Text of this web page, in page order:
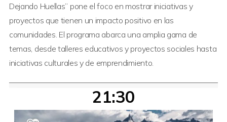
Dejando Huellas” pone el foco en mostrar iniciativas y
proyectos que tienen un impacto positivo en las
comunidades. El programa abarca una amplia gama de
temas, desde talleres educativos y proyectos sociales hasta
iniciativas culturales y de emprendimiento.
21:30